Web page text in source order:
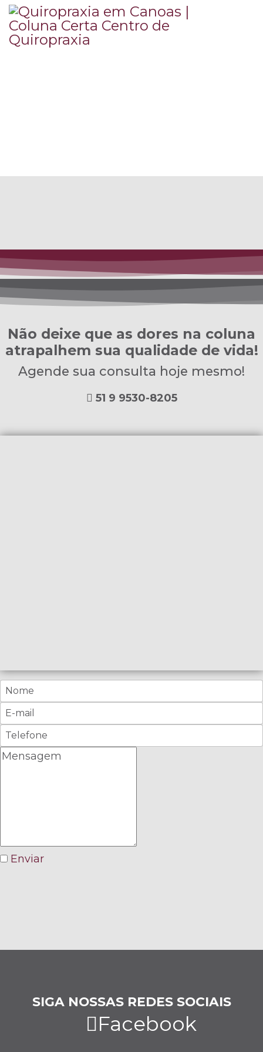
Não deixe que as dores na coluna
atrapalhem sua qualidade de vida!
Agende sua consulta hoje mesmo!
51 9 9530-8205
Enviar
SIGA NOSSAS REDES SOCIAIS
Facebook